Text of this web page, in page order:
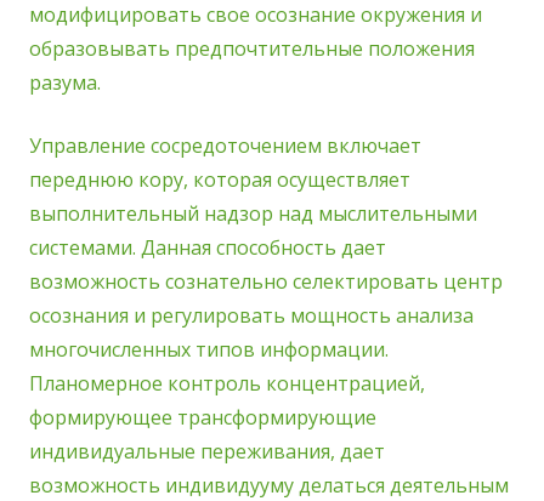
модифицировать свое осознание окружения и
образовывать предпочтительные положения
разума.
Управление сосредоточением включает
переднюю кору, которая осуществляет
выполнительный надзор над мыслительными
системами. Данная способность дает
возможность сознательно селектировать центр
осознания и регулировать мощность анализа
многочисленных типов информации.
Планомерное контроль концентрацией,
формирующее трансформирующие
индивидуальные переживания, дает
возможность индивидууму делаться деятельным